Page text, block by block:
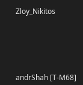
Zloy_Nikitos
andrShah [T-M68]